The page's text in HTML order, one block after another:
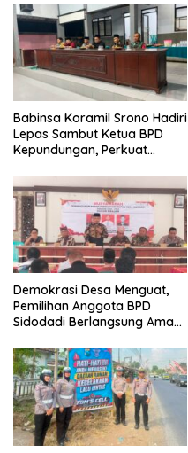
Generasi Disiplin dan Berjiwa
Nasionalis
Babinsa Koramil Srono Hadiri
Lepas Sambut Ketua BPD
Kepundungan, Perkuat
Demokrasi Desa Menguat,
Pemilihan Anggota BPD
Sidodadi Berlangsung Aman
Babinsa dan
Bhabinkamtibmas